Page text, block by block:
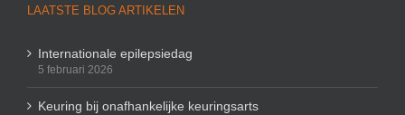
LAATSTE BLOG ARTIKELEN
Internationale epilepsiedag
5 februari 2026
Keuring bij onafhankelijke keuringsarts